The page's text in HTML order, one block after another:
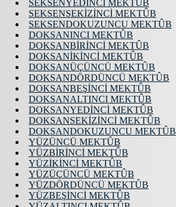
SEKSENYEDİNCİ MEKTÛB
SEKSENSEKİZİNCİ MEKTÛB
SEKSENDOKUZUNCU MEKTÛB
DOKSANINCI MEKTÛB
DOKSANBİRİNCİ MEKTÛB
DOKSANİKİNCİ MEKTÛB
DOKSANÜÇÜNCÜ MEKTÛB
DOKSANDÖRDÜNCÜ MEKTÛB
DOKSANBEŞİNCİ MEKTÛB
DOKSANALTINCI MEKTÛB
DOKSANYEDİNCİ MEKTÛB
DOKSANSEKİZİNCİ MEKTÛB
DOKSANDOKUZUNCU MEKTÛB
YÜZÜNCÜ MEKTÛB
YÜZBİRİNCİ MEKTÛB
YÜZİKİNCİ MEKTÛB
YÜZÜÇÜNCÜ MEKTÛB
YÜZDÖRDÜNCÜ MEKTÛB
YÜZBEŞİNCİ MEKTÛB